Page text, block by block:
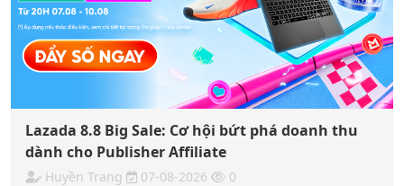
Lazada 8.8 Big Sale: Cơ hội bứt phá doanh thu
dành cho Publisher Affiliate
Huyền Trang 07-08-2026 0